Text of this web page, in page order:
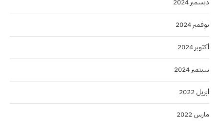
نوفمبر 2024
أكتوبر 2024
سبتمبر 2024
أبريل 2022
مارس 2022